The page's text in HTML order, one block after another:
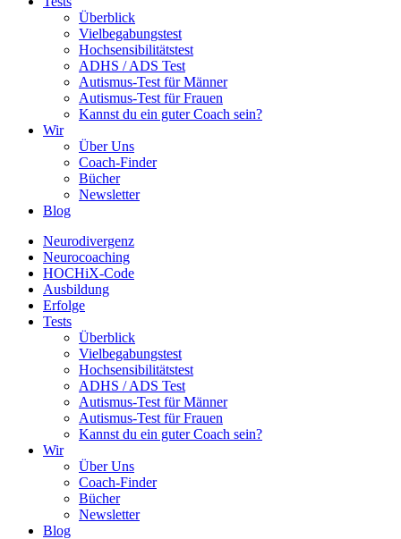
Überblick
Vielbegabungstest
Hochsensibilitätstest
ADHS / ADS Test
Autismus-Test für Männer
Autismus-Test für Frauen
Kannst du ein guter Coach sein?
Wir
Über Uns
Coach-Finder
Bücher
Newsletter
Blog
Neurodivergenz
Neurocoaching
HOCHiX-Code
Ausbildung
Erfolge
Tests
Überblick
Vielbegabungstest
Hochsensibilitätstest
ADHS / ADS Test
Autismus-Test für Männer
Autismus-Test für Frauen
Kannst du ein guter Coach sein?
Wir
Über Uns
Coach-Finder
Bücher
Newsletter
Blog